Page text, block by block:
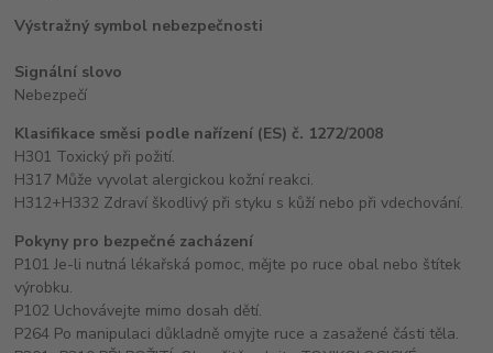
Výstražný symbol nebezpečnosti
Signální slovo
Nebezpečí
Klasifikace směsi podle nařízení (ES) č. 1272/2008
H301 Toxický při požití.
H317 Může vyvolat alergickou kožní reakci.
H312+H332 Zdraví škodlivý při styku s kůží nebo při vdechování.
Pokyny pro bezpečné zacházení
P101 Je-li nutná lékařská pomoc, mějte po ruce obal nebo štítek
výrobku.
P102 Uchovávejte mimo dosah dětí.
P264 Po manipulaci důkladně omyjte ruce a zasažené části těla.